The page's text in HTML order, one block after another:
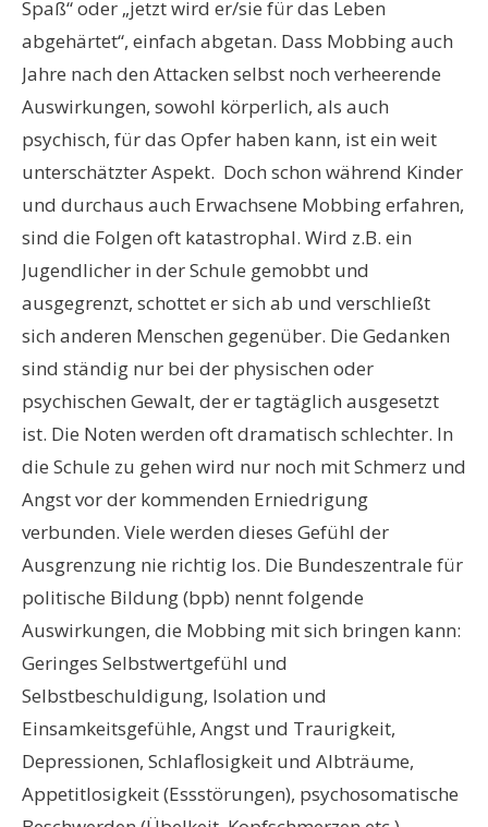
Spaß“ oder „jetzt wird er/sie für das Leben
abgehärtet“, einfach abgetan. Dass Mobbing auch
Jahre nach den Attacken selbst noch verheerende
Auswirkungen, sowohl körperlich, als auch
psychisch, für das Opfer haben kann, ist ein weit
unterschätzter Aspekt. Doch schon während Kinder
und durchaus auch Erwachsene Mobbing erfahren,
sind die Folgen oft katastrophal. Wird z.B. ein
Jugendlicher in der Schule gemobbt und
ausgegrenzt, schottet er sich ab und verschließt
sich anderen Menschen gegenüber. Die Gedanken
sind ständig nur bei der physischen oder
psychischen Gewalt, der er tagtäglich ausgesetzt
ist. Die Noten werden oft dramatisch schlechter. In
die Schule zu gehen wird nur noch mit Schmerz und
Angst vor der kommenden Erniedrigung
verbunden. Viele werden dieses Gefühl der
Ausgrenzung nie richtig los. Die Bundeszentrale für
politische Bildung (bpb) nennt folgende
Auswirkungen, die Mobbing mit sich bringen kann:
Geringes Selbstwertgefühl und
Selbstbeschuldigung, Isolation und
Einsamkeitsgefühle, Angst und Traurigkeit,
Depressionen, Schlaflosigkeit und Albträume,
Appetitlosigkeit (Essstörungen), psychosomatische